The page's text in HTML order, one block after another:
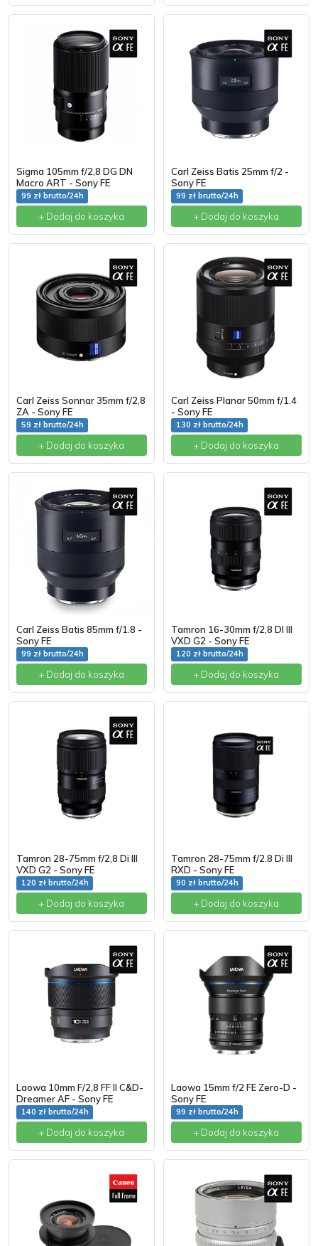
Sigma 105mm f/2,8 DG DN
Macro ART - Sony FE
99 zł brutto/24h
+ Dodaj do koszyka
Carl Zeiss Batis 25mm f/2 -
Sony FE
99 zł brutto/24h
+ Dodaj do koszyka
Carl Zeiss Sonnar 35mm f/2,8
ZA - Sony FE
59 zł brutto/24h
+ Dodaj do koszyka
Carl Zeiss Planar 50mm f/1.4
- Sony FE
130 zł brutto/24h
+ Dodaj do koszyka
Carl Zeiss Batis 85mm f/1.8 -
Sony FE
99 zł brutto/24h
+ Dodaj do koszyka
Tamron 16-30mm f/2,8 DI III
VXD G2 - Sony FE
120 zł brutto/24h
+ Dodaj do koszyka
Tamron 28-75mm f/2,8 Di III
VXD G2 - Sony FE
120 zł brutto/24h
+ Dodaj do koszyka
Tamron 28-75mm f/2.8 Di III
RXD - Sony FE
90 zł brutto/24h
+ Dodaj do koszyka
Laowa 10mm F/2,8 FF II C&D-
Dreamer AF - Sony FE
140 zł brutto/24h
+ Dodaj do koszyka
Laowa 15mm f/2 FE Zero-D -
Sony FE
99 zł brutto/24h
+ Dodaj do koszyka